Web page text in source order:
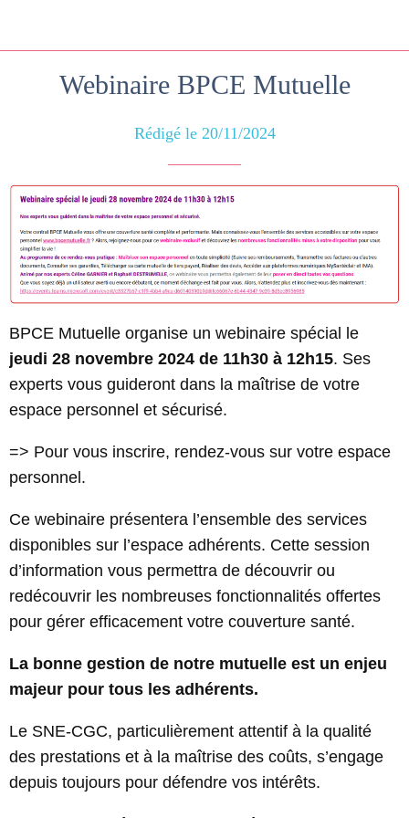
Webinaire BPCE Mutuelle
Rédigé le 20/11/2024
BPCE Mutuelle organise un webinaire spécial le
jeudi 28 novembre 2024 de 11h30 à 12h15. Ses
experts vous guideront dans la maîtrise de votre
espace personnel et sécurisé.
=> Pour vous inscrire, rendez-vous sur votre espace
personnel.
Ce webinaire présentera l’ensemble des services
disponibles sur l’espace adhérents. Cette session
d’information vous permettra de découvrir ou
redécouvrir les nombreuses fonctionnalités offertes
pour gérer efficacement votre couverture santé.
La bonne gestion de notre mutuelle est un enjeu
majeur pour tous les adhérents.
Le SNE-CGC, particulièrement attentif à la qualité
des prestations et à la maîtrise des coûts, s’engage
depuis toujours pour défendre vos intérêts.